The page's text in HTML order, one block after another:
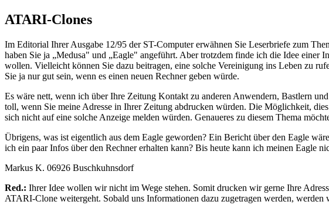
ATARI-Clones
Im Editorial Ihrer Ausgabe 12/95 der ST-Computer erwähnen Sie Leserbriefe zum
haben Sie ja „Medusa" und „Eagle" angeführt. Aber trotzdem finde ich die Idee einer
wollen. Vielleicht können Sie dazu beitragen, eine solche Vereinigung ins Leben zu
Sie ja nur gut sein, wenn es einen neuen Rechner geben würde.
Es wäre nett, wenn ich über Ihre Zeitung Kontakt zu anderen Anwendern, Bastlern
toll, wenn Sie meine Adresse in Ihrer Zeitung abdrucken würden. Die Möglichkeit,
sich nicht auf eine solche Anzeige melden würden. Genaueres zu diesem Thema
Übrigens, was ist eigentlich aus dem Eagle geworden? Ein Bericht über den Eagle
ich ein paar Infos über den Rechner erhalten kann? Bis heute kann ich meinen Eagle
Markus K. 06926 Buschkuhnsdorf
Red.: Ihrer Idee wollen wir nicht im Wege stehen. Somit drucken wir gerne Ihre
ATARI-Clone weitergeht. Sobald uns Informationen dazu zugetragen werden, werden